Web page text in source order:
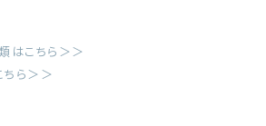
はこちら＞＞
ら＞＞